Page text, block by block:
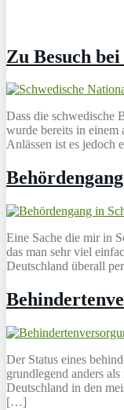
Zu Besuch bei
Dass die schwedische
wurde bereits in einem
Anlässen ist es jedoch
Eine Sache die mir in
das man sehr viel
Deutschland überall
Der Status eines
grundlegend anders
Deutschland in den
[…]